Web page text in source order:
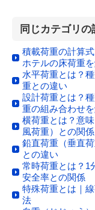
同じカテゴリの
積載荷重の計算
ホテルの床荷重
水平荷重とは？
重との違い
設計荷重とは？
重の組み合わせ
横荷重とは？意
風荷重）との関係
鉛直荷重（垂直
との違い
常時荷重とは？1
安全率との関係
特殊荷重とは｜
法